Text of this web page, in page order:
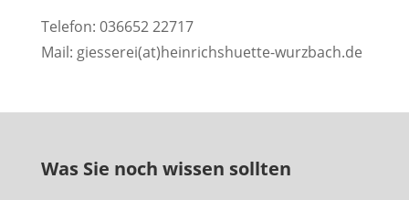
Telefon: 036652 22717
Mail: giesserei(at)heinrichshuette-wurzbach.de
Was Sie noch wissen sollten